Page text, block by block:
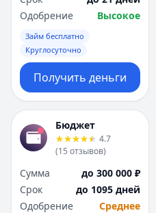
Одобрение
Высокое
Займ бесплатно
Круглосуточно
Получить деньги
Бюджет
4.7
(15 отзывов)
Сумма
до 300 000 ₽
Срок
до 1095 дней
Одобрение
Среднее